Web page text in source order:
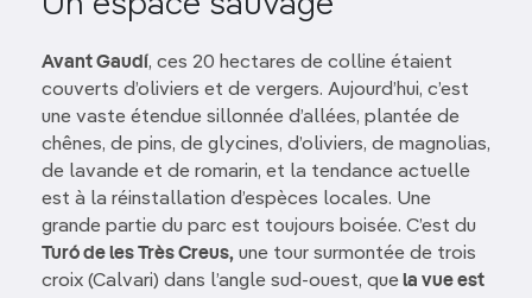
Avant Gaudí, ces 20 hectares de colline étaient
couverts d’oliviers et de vergers. Aujourd’hui, c’est
une vaste étendue sillonnée d’allées, plantée de
chênes, de pins, de glycines, d’oliviers, de magnolias,
de lavande et de romarin, et la tendance actuelle
est à la réinstallation d’espèces locales. Une
grande partie du parc est toujours boisée. C’est du
Turó de les Très Creus, une tour surmontée de trois
croix (Calvari) dans l’angle sud-ouest, quela vue est